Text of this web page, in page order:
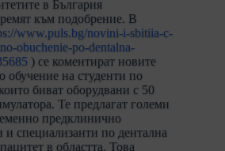
в България
към подобрение. В
www.puls.bg/novini-i-sbitiia-c-
obuchenie-po-dentalna-
) се коментират новите
обучение на студенти по
биват оборудвани с 50
Те предлагат големи
предклинично
и специализанти по дентална
в областта. Това